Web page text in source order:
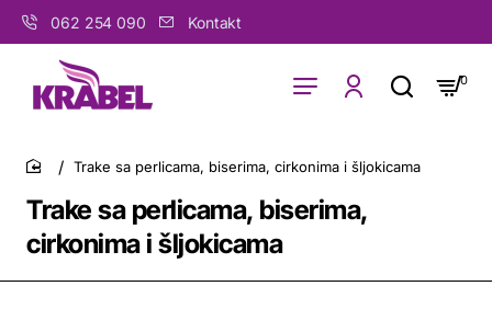
062 254 090 Kontakt
0
Trake sa perlicama, biserima,
cirkonima i šljokicama
home
Trake sa perlicama, biserima, cirkonima i šljokicama